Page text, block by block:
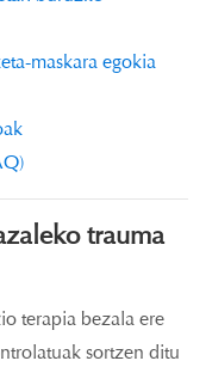
maskara egokia
trauma
terapia bezala ere
sortzen ditu